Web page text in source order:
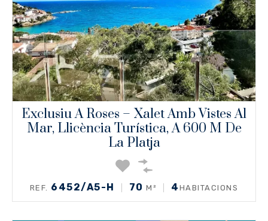
Exclusiu A Roses – Xalet Amb Vistes Al
Mar, Llicència Turística, A 600 M De
La Platja
REF. 6452/A5-H 70 M² 4 HABITACIONS